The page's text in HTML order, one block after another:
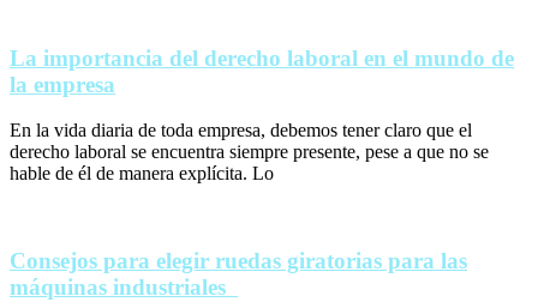
La importancia del derecho laboral en el mundo de
la empresa
En la vida diaria de toda empresa, debemos tener claro que el
derecho laboral se encuentra siempre presente, pese a que no se
hable de él de manera explícita. Lo
Consejos para elegir ruedas giratorias para las
máquinas industriales